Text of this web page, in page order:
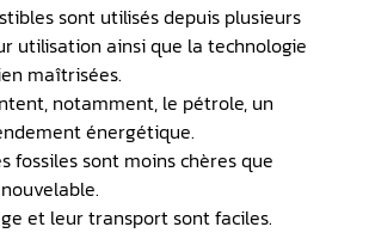
sont utilisés depuis plusieurs
utilisation ainsi que la technologie
maîtrisées.
notamment, le pétrole, un
énergétique.
fossiles sont moins chères que
et leur transport sont faciles.